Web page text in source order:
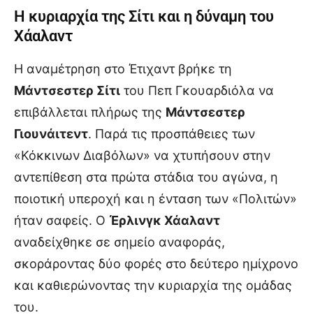
Η κυριαρχία της Σίτι και η δύναμη του
Χάαλαντ
Η αναμέτρηση στο Έτιχαντ βρήκε τη
Μάντσεστερ Σίτι του Πεπ Γκουαρδιόλα να
επιβάλλεται πλήρως της Μάντσεστερ
Γιουνάιτεντ. Παρά τις προσπάθειες των
«Κόκκινων Διαβόλων» να χτυπήσουν στην
αντεπίθεση στα πρώτα στάδια του αγώνα, η
ποιοτική υπεροχή και η ένταση των «Πολιτών»
ήταν σαφείς. Ο Έρλινγκ Χάαλαντ
αναδείχθηκε σε σημείο αναφοράς,
σκοράροντας δύο φορές στο δεύτερο ημίχρονο
και καθιερώνοντας την κυριαρχία της ομάδας
του.